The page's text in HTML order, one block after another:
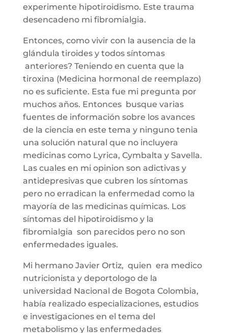
experimente hipotiroidismo. Este trauma
desencadeno mi fibromialgia.
Entonces, como vivir con la ausencia de la
glándula tiroides y todos síntomas
anteriores? Teniendo en cuenta que la
tiroxina (Medicina hormonal de reemplazo)
no es suficiente. Esta fue mi pregunta por
muchos años. Entonces busque varias
fuentes de información sobre los avances
de la ciencia en este tema y ninguno tenia
una solución natural que no incluyera
medicinas como Lyrica, Cymbalta y Savella.
Las cuales en mi opinion son adictivas y
antidepresivas que cubren los síntomas
pero no erradican la enfermedad como la
mayoría de las medicinas químicas. Los
síntomas del hipotiroidismo y la
fibromialgia son parecidos pero no son
enfermedades iguales.
Mi hermano Javier Ortiz, quien era medico
nutricionista y deportologo de la
universidad Nacional de Bogota Colombia,
había realizado especializaciones, estudios
e investigaciones en el tema del
metabolismo y las enfermedades